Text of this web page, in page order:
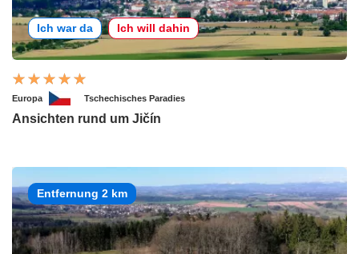
Ich war da Ich will dahin
Europa Tschechisches Paradies
Ansichten rund um Jičín
Entfernung 2 km